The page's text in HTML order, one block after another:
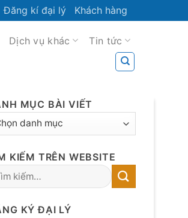
Đăng kí đại lý Khách hàng
Dịch vụ khác Tin tức
MỤC BÀI VIẾT
KIẾM TRÊN WEBSITE
KÝ ĐẠI LÝ